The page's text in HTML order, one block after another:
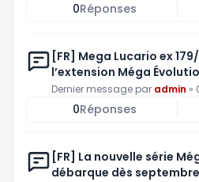
0Réponses
[FR] Mega Lucario ex
l’extension Méga
Dernier message par admin »
0Réponses
[FR] La nouvelle série
débarque dès